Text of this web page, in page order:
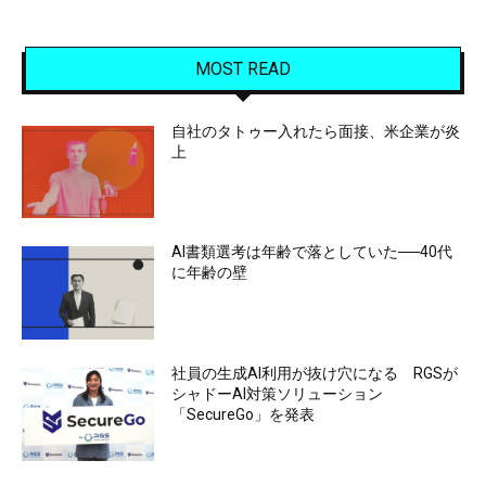
MOST READ
自社のタトゥー入れたら面接、米企業が炎
上
AI書類選考は年齢で落としていた──40代
に年齢の壁
社員の生成AI利用が抜け穴になる RGSが
シャドーAI対策ソリューション
「SecureGo」を発表